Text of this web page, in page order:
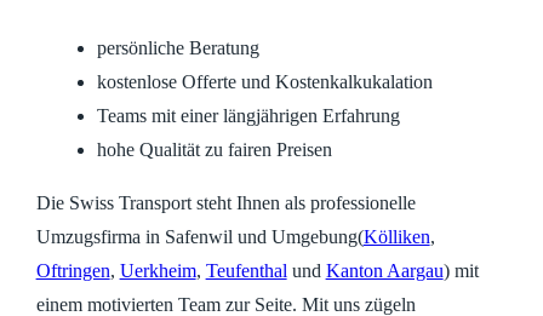
persönliche Beratung
kostenlose Offerte und Kostenkalkukalation
Teams mit einer längjährigen Erfahrung
hohe Qualität zu fairen Preisen
Die Swiss Transport steht Ihnen als professionelle
Umzugsfirma in Safenwil und Umgebung(Kölliken,
Oftringen, Uerkheim, Teufenthal und Kanton Aargau) mit
einem motivierten Team zur Seite. Mit uns zügeln